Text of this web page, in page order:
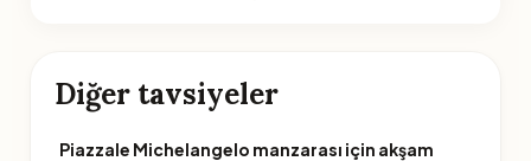
Diğer tavsiyeler
Piazzale Michelangelo manzarası için akşam